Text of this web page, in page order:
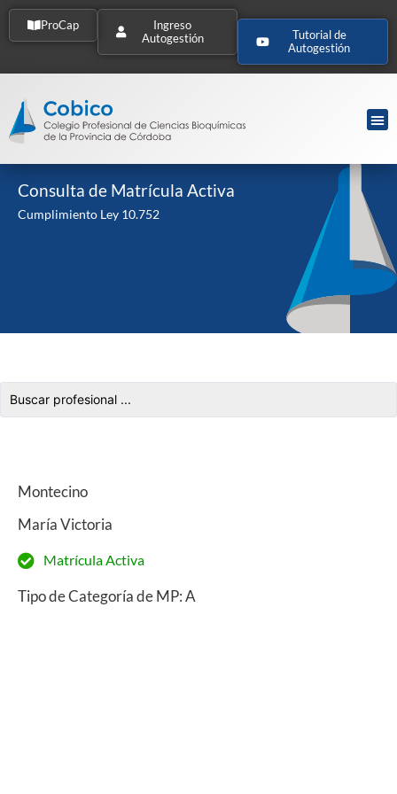
ProCap
Ingreso
Autogestión
Tutorial de
Autogestión
Consulta de Matrícula Activa
Cumplimiento Ley 10.752
Montecino
María Victoria
Matrícula Activa
Tipo de Categoría de MP: A